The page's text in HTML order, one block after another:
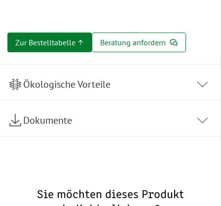
Zur Bestelltabelle ↑ Beratung anfordern
Ökologische Vorteile
Dokumente
Sie möchten dieses Produkt